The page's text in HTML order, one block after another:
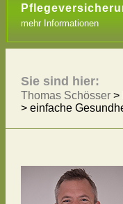
mehr Informationen
Sie sind hier:
Thomas Schösser >
> einfache